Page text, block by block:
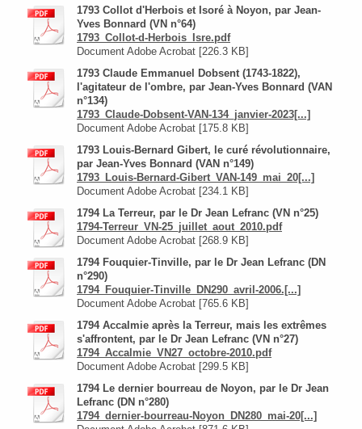
1793 Collot d'Herbois et Isoré à Noyon, par Jean-
Yves Bonnard (VN n°64)
1793_Collot-d-Herbois_Isre.pdf
Document Adobe Acrobat [226.3 KB]
1793 Claude Emmanuel Dobsent (1743-1822),
l'agitateur de l'ombre, par Jean-Yves Bonnard (VAN
n°134)
1793_Claude-Dobsent-VAN-134_janvier-2023[...]
Document Adobe Acrobat [175.8 KB]
1793 Louis-Bernard Gibert, le curé révolutionnaire,
par Jean-Yves Bonnard (VAN n°149)
1793_Louis-Bernard-Gibert_VAN-149_mai_20[...]
Document Adobe Acrobat [234.1 KB]
1794 La Terreur, par le Dr Jean Lefranc (VN n°25)
1794-Terreur_VN-25_juillet_aout_2010.pdf
Document Adobe Acrobat [268.9 KB]
1794 Fouquier-Tinville, par le Dr Jean Lefranc (DN
n°290)
1794_Fouquier-Tinville_DN290_avril-2006.[...]
Document Adobe Acrobat [765.6 KB]
1794 Accalmie après la Terreur, mais les extrêmes
s'affrontent, par le Dr Jean Lefranc (VN n°27)
1794_Accalmie_VN27_octobre-2010.pdf
Document Adobe Acrobat [299.5 KB]
1794 Le dernier bourreau de Noyon, par le Dr Jean
Lefranc (DN n°280)
1794_dernier-bourreau-Noyon_DN280_mai-20[...]